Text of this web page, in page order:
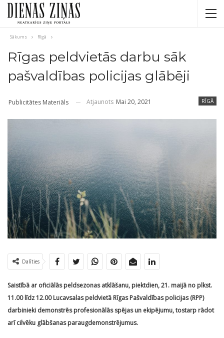
Sākums Rīgā
Rīgas peldvietās darbu sāk
pašvaldības policijas glābēji
RĪGĀ
Publicitātes Materiāls Atjaunots Mai 20, 2021
Dalīties
Saistībā ar oficiālās peldsezonas atklāšanu, piektdien, 21. maijā no plkst.
11.00 līdz 12.00 Lucavsalas peldvietā Rīgas Pašvaldības policijas (RPP)
darbinieki demonstrēs profesionālās spējas un ekipējumu, tostarp rādot
arī cilvēku glābšanas paraugdemonstrējumus.